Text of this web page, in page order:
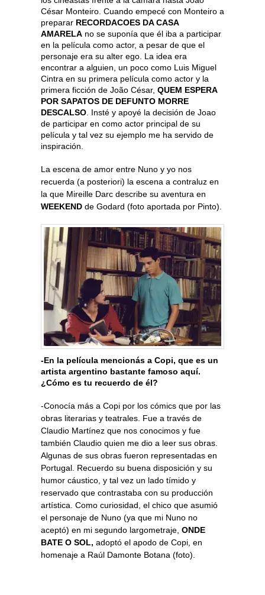
César Monteiro. Cuando empecé con Monteiro a
preparar RECORDACOES DA CASA
AMARELA no se suponía que él iba a participar
en la película como actor, a pesar de que el
personaje era su alter ego. La idea era
encontrar a alguien, un poco como Luis Miguel
Cintra en su primera película como actor y la
primera ficción de João César, QUEM ESPERA
POR SAPATOS DE DEFUNTO MORRE
DESCALSO . Insté y apoyé la decisión de Joao
de participar en como actor principal de su
película y tal vez su ejemplo me ha servido de
inspiración.
La escena de amor entre Nuno y yo nos
recuerda (a posteriori) la escena a contraluz en
la que Mireille Darc describe su aventura en
WEEKEND de Godard (foto aportada por Pinto).
-En la película mencionás a Copi, que es un
artista argentino bastante famoso aquí.
¿Cómo es tu recuerdo de él?
-Conocía más a Copi por los cómics que por las
obras literarias y teatrales. Fue a través de
Claudio Martínez que nos conocimos y fue
también Claudio quien me dio a leer sus obras.
Algunas de sus obras fueron representadas en
Portugal. Recuerdo su buena disposición y su
humor cáustico, y tal vez un lado tímido y
reservado que contrastaba con su producción
artística. Como curiosidad, el chico que asumió
el personaje de Nuno (ya que mi Nuno no
aceptó) en mi segundo largometraje, ONDE
BATE O SOL, adoptó el apodo de Copi, en
homenaje a Raúl Damonte Botana (foto).